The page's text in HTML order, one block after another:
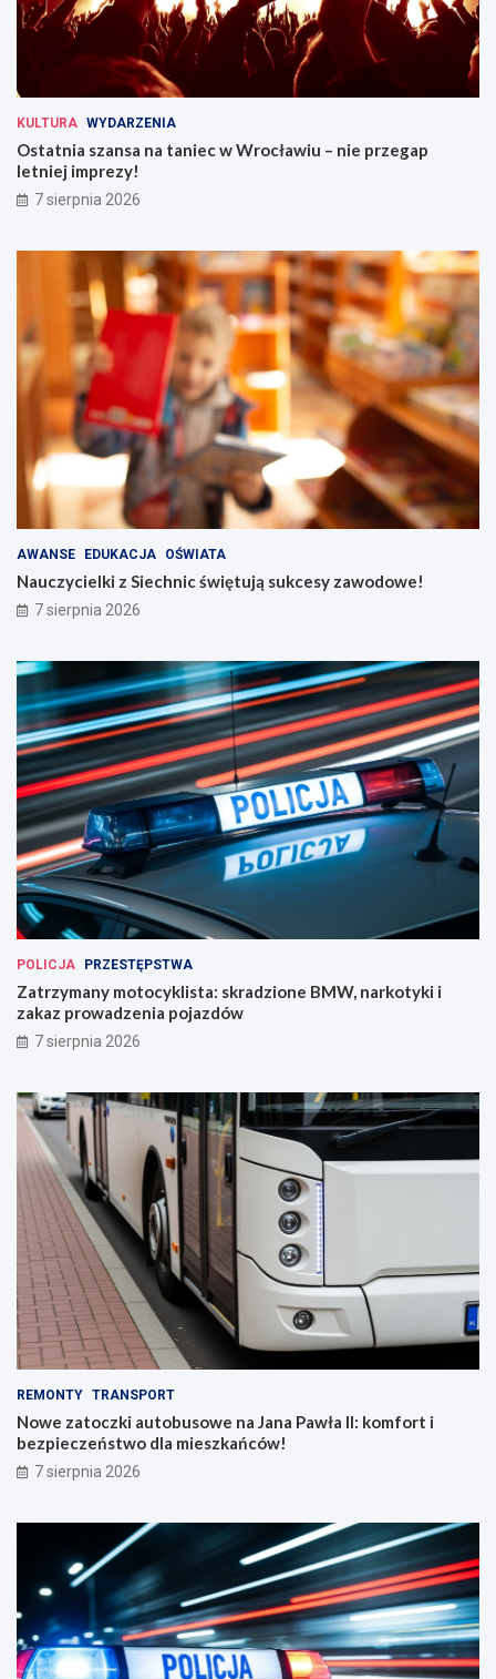
KULTURA WYDARZENIA
Ostatnia szansa na taniec w Wrocławiu – nie przegap
letniej imprezy!
7 sierpnia 2026
AWANSE EDUKACJA OŚWIATA
Nauczycielki z Siechnic świętują sukcesy zawodowe!
7 sierpnia 2026
POLICJA PRZESTĘPSTWA
Zatrzymany motocyklista: skradzione BMW, narkotyki i
zakaz prowadzenia pojazdów
7 sierpnia 2026
REMONTY TRANSPORT
Nowe zatoczki autobusowe na Jana Pawła II: komfort i
bezpieczeństwo dla mieszkańców!
7 sierpnia 2026